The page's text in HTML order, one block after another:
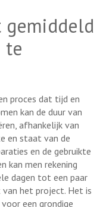
gemiddeld
te
proces dat tijd en
kan de duur van
afhankelijk van
en staat van de
en de gebruikte
kan men rekening
dagen tot een paar
het project. Het is
een grondige